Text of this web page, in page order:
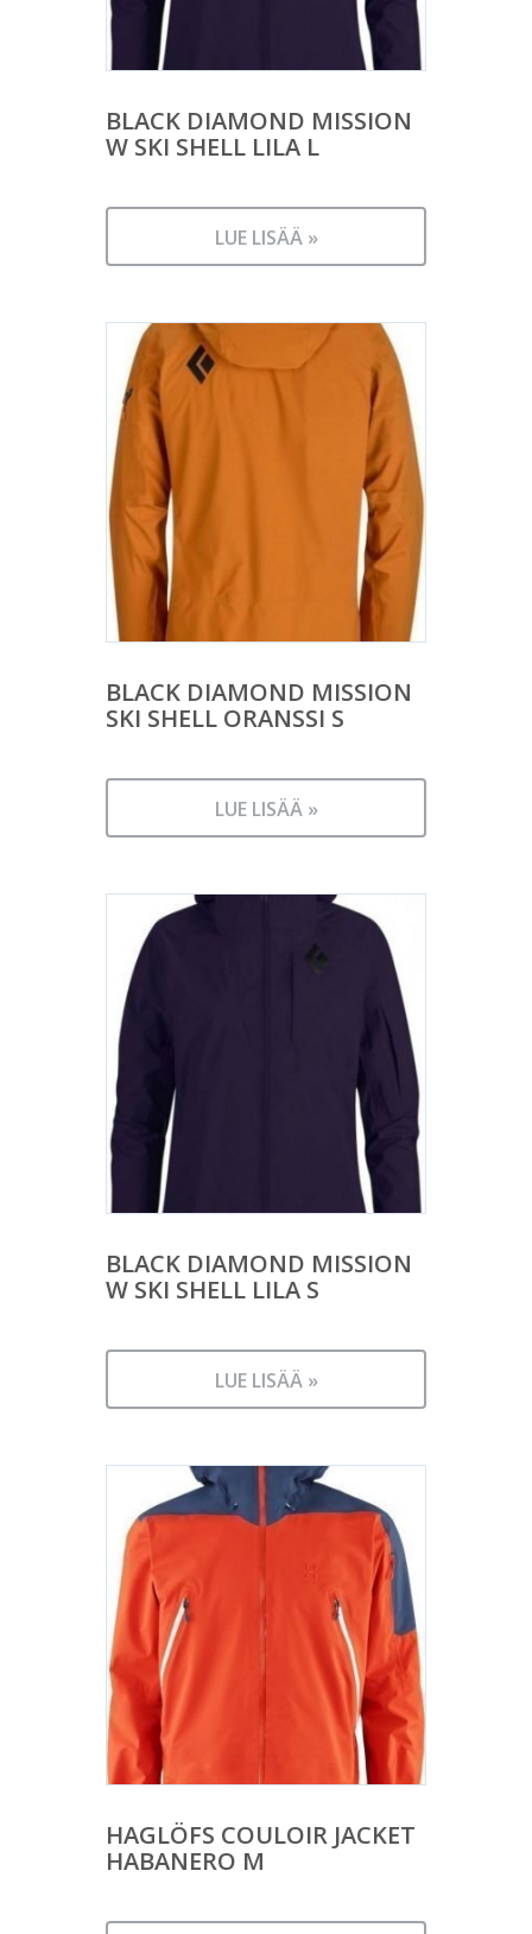
BLACK DIAMOND MISSION
W SKI SHELL LILA L
LUE LISÄÄ »
BLACK DIAMOND MISSION
SKI SHELL ORANSSI S
LUE LISÄÄ »
BLACK DIAMOND MISSION
W SKI SHELL LILA S
LUE LISÄÄ »
HAGLÖFS COULOIR JACKET
HABANERO M